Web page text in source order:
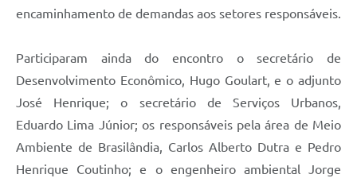
encaminhamento de demandas aos setores responsáveis.
Participaram ainda do encontro o secretário de
Desenvolvimento Econômico, Hugo Goulart, e o adjunto
José Henrique; o secretário de Serviços Urbanos,
Eduardo Lima Júnior; os responsáveis pela área de Meio
Ambiente de Brasilândia, Carlos Alberto Dutra e Pedro
Henrique Coutinho; e o engenheiro ambiental Jorge